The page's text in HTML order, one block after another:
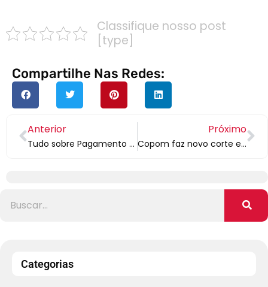
Classifique nosso post
[type]
Compartilhe Nas Redes:
Anterior
Tudo sobre Pagamento de Funcionários no Período de Pandemia
Próximo
Copom faz novo corte e juro básico cai de 3,75% para 3% ao ano
Categorias